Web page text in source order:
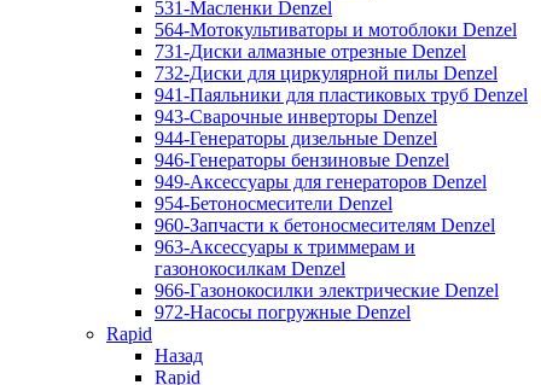
531-Масленки Denzel
564-Мотокультиваторы и мотоблоки Denzel
731-Диски алмазные отрезные Denzel
732-Диски для циркулярной пилы Denzel
941-Паяльники для пластиковых труб Denzel
943-Сварочные инверторы Denzel
944-Генераторы дизельные Denzel
946-Генераторы бензиновые Denzel
949-Аксессуары для генераторов Denzel
954-Бетоносмесители Denzel
960-Запчасти к бетоносмесителям Denzel
963-Аксессуары к триммерам и
газонокосилкам Denzel
966-Газонокосилки электрические Denzel
972-Насосы погружные Denzel
Rapid
Назад
Rapid